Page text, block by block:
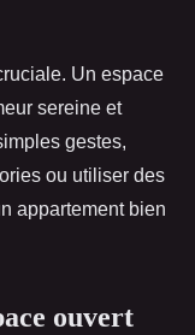
Un espace
sereine et
gestes,
ou utiliser des
appartement bien
ouvert